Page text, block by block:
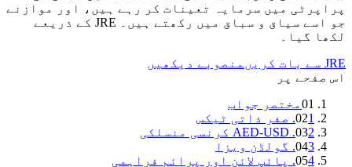
میں سرمایہ تعینات کر رہے ہیں، اور موازنے
جو اسے سیاق و سباق میں رکھتے ہیں۔ JRE کے ذریعے
گیا۔
منصوبے دیکھیں
پر
مختصر جواب